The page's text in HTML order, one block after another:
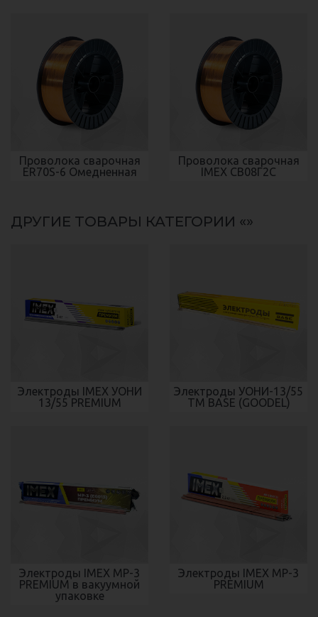
Проволока сварочная
ER70S-6 Омедненная
Проволока сварочная
IMEX СВ08Г2С
ДРУГИЕ ТОВАРЫ КАТЕГОРИИ «»
Электроды IMEX УОНИ
13/55 PREMIUM
Электроды УОНИ-13/55
ТМ BASE (GOODEL)
Электроды IMEX МР-3
PREMIUM в вакуумной
упаковке
Электроды IMEX МР-3
PREMIUM